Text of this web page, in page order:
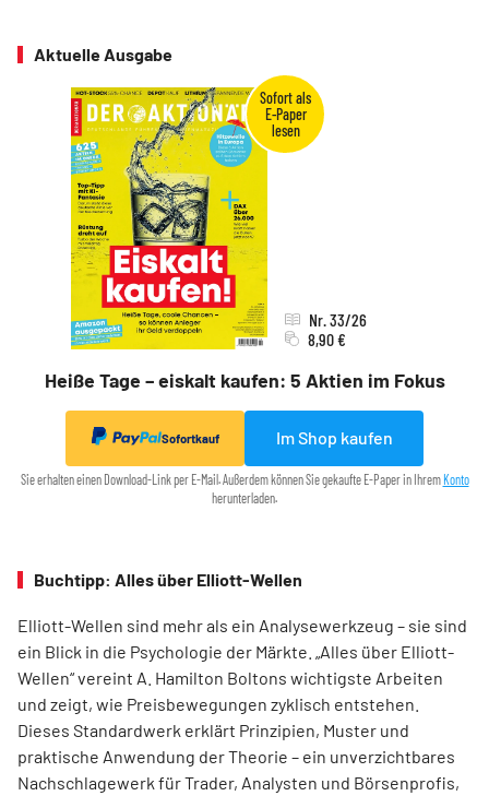
Aktuelle Ausgabe
Heiße Tage – eiskalt kaufen: 5 Aktien im Fokus
Nr. 33/26
8,90 €
Sofortkauf Im Shop kaufen
Sie erhalten einen Download-Link per E-Mail. Außerdem können Sie gekaufte E-Paper in IhremKonto
herunterladen.
Buchtipp: Alles über Elliott-Wellen
Elliott-Wellen sind mehr als ein Analysewerkzeug – sie sind
ein Blick in die Psychologie der Märkte. „Alles über Elliott-
Wellen“ vereint A. Hamilton Boltons wichtigste Arbeiten
und zeigt, wie Preisbewegungen zyklisch entstehen.
Dieses Standardwerk erklärt Prinzipien, Muster und
praktische Anwendung der Theorie – ein unverzichtbares
Nachschlagewerk für Trader, Analysten und Börsenprofis,